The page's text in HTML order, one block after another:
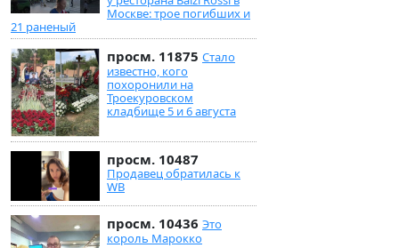
Москве: трое погибших и
21 раненый
просм. 11875 Стало
известно, кого
похоронили на
Троекуровском
кладбище 5 и 6 августа
просм. 10487
Продавец обратилась к
WB
просм. 10436 Это
король Марокко